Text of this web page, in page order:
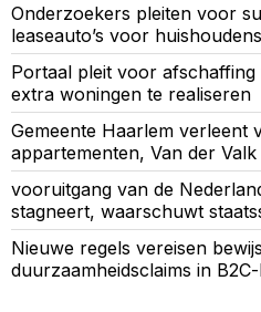
Onderzoekers pleiten voor
leaseauto’s voor
Portaal pleit voor
extra woningen te realiseren
Gemeente Haarlem verleent
appartementen, Van der
vooruitgang van de
stagneert, waarschuwt
Nieuwe regels vereisen
duurzaamheidsclaims in